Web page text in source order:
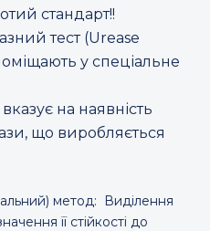
стандарт!!
тест (Urease
у спеціальне
на наявність
що виробляється
метод: Виділення
її стійкості до